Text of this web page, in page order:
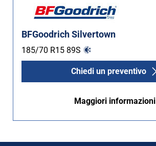
BFGoodrich Silvertown
185/70 R15 89S
Chiedi un preventivo
Maggiori informazioni